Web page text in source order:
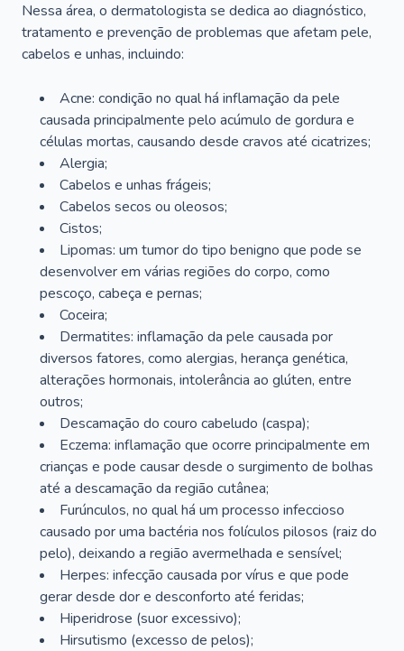
Nessa área, o dermatologista se dedica ao diagnóstico,
tratamento e prevenção de problemas que afetam pele,
cabelos e unhas, incluindo:
Acne: condição no qual há inflamação da pele
causada principalmente pelo acúmulo de gordura e
células mortas, causando desde cravos até cicatrizes;
Alergia;
Cabelos e unhas frágeis;
Cabelos secos ou oleosos;
Cistos;
Lipomas: um tumor do tipo benigno que pode se
desenvolver em várias regiões do corpo, como
pescoço, cabeça e pernas;
Coceira;
Dermatites: inflamação da pele causada por
diversos fatores, como alergias, herança genética,
alterações hormonais, intolerância ao glúten, entre
outros;
Descamação do couro cabeludo (caspa);
Eczema: inflamação que ocorre principalmente em
crianças e pode causar desde o surgimento de bolhas
até a descamação da região cutânea;
Furúnculos, no qual há um processo infeccioso
causado por uma bactéria nos folículos pilosos (raiz do
pelo), deixando a região avermelhada e sensível;
Herpes: infecção causada por vírus e que pode
gerar desde dor e desconforto até feridas;
Hiperidrose (suor excessivo);
Hirsutismo (excesso de pelos);